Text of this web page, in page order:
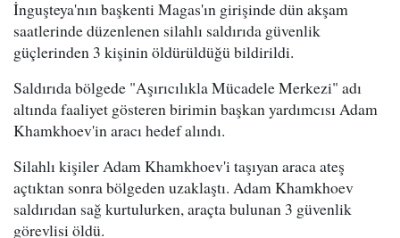
İnguşteya'nın başkenti Magas'ın girişinde dün akşam
saatlerinde düzenlenen silahlı saldırıda güvenlik
güçlerinden 3 kişinin öldürüldüğü bildirildi.
Saldırıda bölgede "Aşırıcılıkla Mücadele Merkezi" adı
altında faaliyet gösteren birimin başkan yardımcısı Adam
Khamkhoev'in aracı hedef alındı.
Silahlı kişiler Adam Khamkhoev'i taşıyan araca ateş
açtıktan sonra bölgeden uzaklaştı. Adam Khamkhoev
saldırıdan sağ kurtulurken, araçta bulunan 3 güvenlik
görevlisi öldü.